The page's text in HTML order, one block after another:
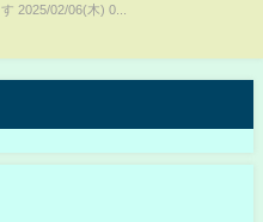
す 2025/02/06(木) 0...